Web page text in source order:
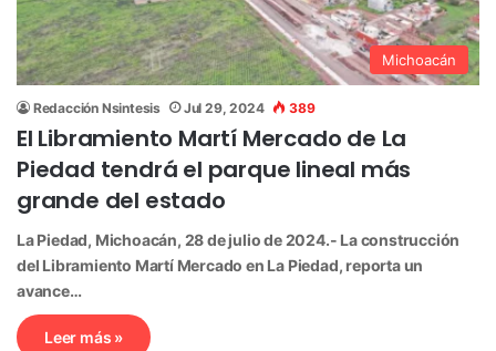
Michoacán
Redacción Nsintesis Jul 29, 2024 389
El Libramiento Martí Mercado de La
Piedad tendrá el parque lineal más
grande del estado
La Piedad, Michoacán, 28 de julio de 2024.- La construcción
del Libramiento Martí Mercado en La Piedad, reporta un
avance…
Leer más »